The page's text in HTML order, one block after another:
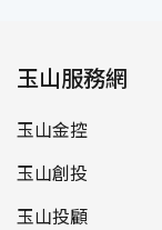
玉山服務網
玉山金控
玉山創投
玉山投顧